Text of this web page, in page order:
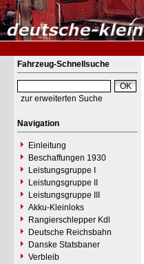
Fahrzeug-Schnellsuche
zur erweiterten Suche
Navigation
Einleitung
Beschaffungen 1930
Leistungsgruppe I
Leistungsgruppe II
Leistungsgruppe III
Akku-Kleinloks
Rangierschlepper Kdl
Deutsche Reichsbahn
Danske Statsbaner
Verbleib